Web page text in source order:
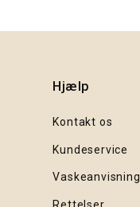
Hjælp
Kontakt os
Kundeservice
Vaskeanvisning
Rettelser